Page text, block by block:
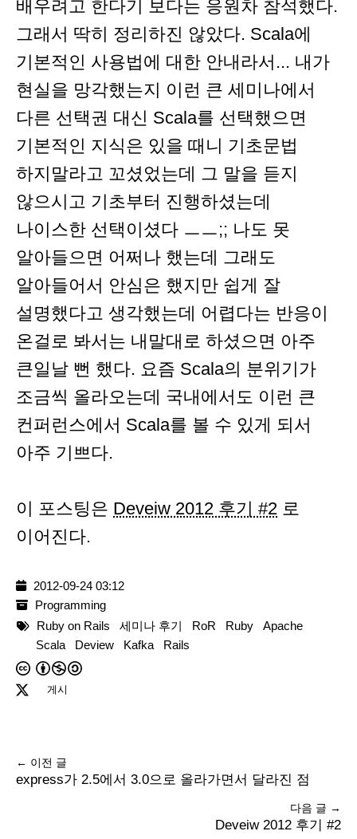
배우려고 한다기 보다는 응원차 참석했다.
그래서 딱히 정리하진 않았다. Scala에
기본적인 사용법에 대한 안내라서... 내가
현실을 망각했는지 이런 큰 세미나에서
다른 선택권 대신 Scala를 선택했으면
기본적인 지식은 있을 때니 기초문법
하지말라고 꼬셨었는데 그 말을 듣지
않으시고 기초부터 진행하셨는데
나이스한 선택이셨다 ㅡㅡ;; 나도 못
알아들으면 어쩌나 했는데 그래도
알아들어서 안심은 했지만 쉽게 잘
설명했다고 생각했는데 어렵다는 반응이
온걸로 봐서는 내말대로 하셨으면 아주
큰일날 뻔 했다. 요즘 Scala의 분위기가
조금씩 올라오는데 국내에서도 이런 큰
컨퍼런스에서 Scala를 볼 수 있게 되서
아주 기쁘다.
이 포스팅은 Deveiw 2012 후기 #2 로
이어진다.
2012-09-24 03:12
Programming
Ruby on Rails
세미나 후기 RoR Ruby
Apache
Scala
Deview Kafka Rails
게시
← 이전 글
express가 2.5에서 3.0으로 올라가면서 달라진 점
다음 글 →
Deveiw 2012 후기 #2